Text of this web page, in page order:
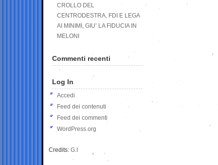
CROLLO DEL
CENTRODESTRA, FDI E LEGA
AI MINIMI, GIU’ LA FIDUCIA IN
MELONI
Commenti recenti
Log In
Accedi
Feed dei contenuti
Feed dei commenti
WordPress.org
Credits: G.I